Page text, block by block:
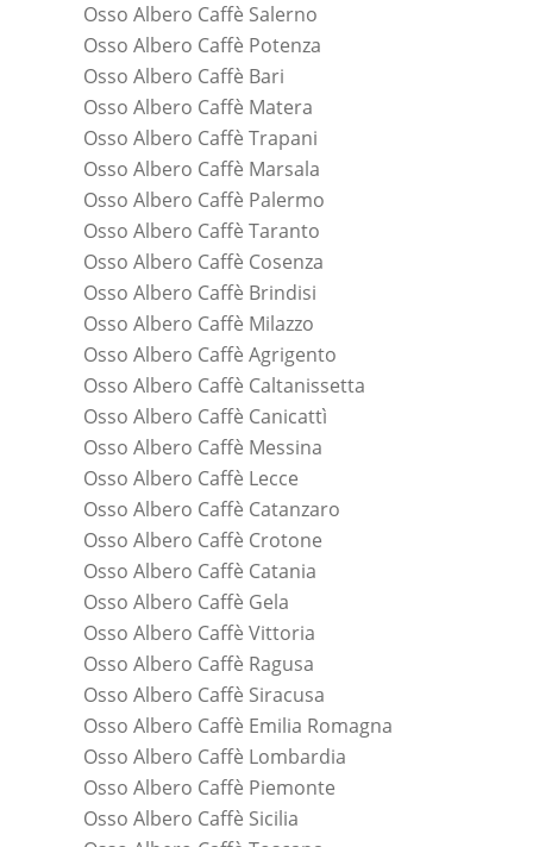
Osso Albero Caffè Salerno
Osso Albero Caffè Potenza
Osso Albero Caffè Bari
Osso Albero Caffè Matera
Osso Albero Caffè Trapani
Osso Albero Caffè Marsala
Osso Albero Caffè Palermo
Osso Albero Caffè Taranto
Osso Albero Caffè Cosenza
Osso Albero Caffè Brindisi
Osso Albero Caffè Milazzo
Osso Albero Caffè Agrigento
Osso Albero Caffè Caltanissetta
Osso Albero Caffè Canicattì
Osso Albero Caffè Messina
Osso Albero Caffè Lecce
Osso Albero Caffè Catanzaro
Osso Albero Caffè Crotone
Osso Albero Caffè Catania
Osso Albero Caffè Gela
Osso Albero Caffè Vittoria
Osso Albero Caffè Ragusa
Osso Albero Caffè Siracusa
Osso Albero Caffè Emilia Romagna
Osso Albero Caffè Lombardia
Osso Albero Caffè Piemonte
Osso Albero Caffè Sicilia